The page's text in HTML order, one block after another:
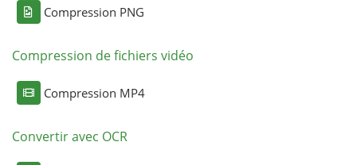
Compression PNG
Compression de fichiers vidéo
Compression MP4
Convertir avec OCR